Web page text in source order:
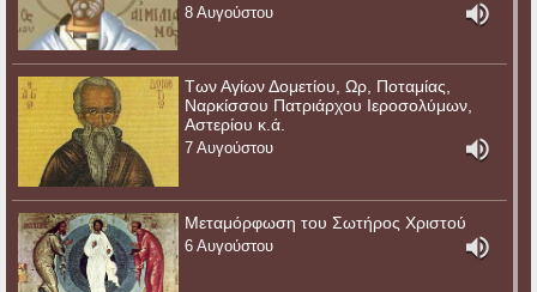
8 Αυγούστου
Των Αγίων Δομετίου, Ωρ, Ποταμίας,
Ναρκίσσου Πατριάρχου Ιεροσολύμων,
Αστερίου κ.ά.
7 Αυγούστου
Μεταμόρφωση του Σωτήρος Χριστού
6 Αυγούστου